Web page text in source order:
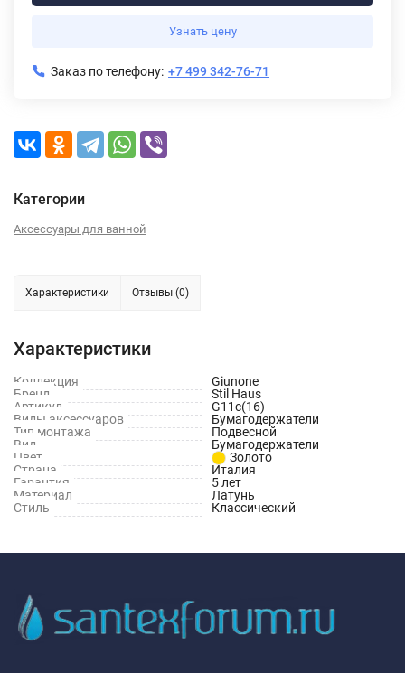
Узнать цену
Заказ по телефону: +7 499 342-76-71
Категории
Аксессуары для ванной
Характеристики Отзывы (0)
Характеристики
Коллекция
Giunone
Бренд
Stil Haus
Артикул
G11c(16)
Виды аксессуаров
Бумагодержатели
Тип монтажа
Подвесной
Вид
Бумагодержатели
Цвет
Золото
Страна
Италия
Гарантия
5 лет
Материал
Латунь
Стиль
Классический